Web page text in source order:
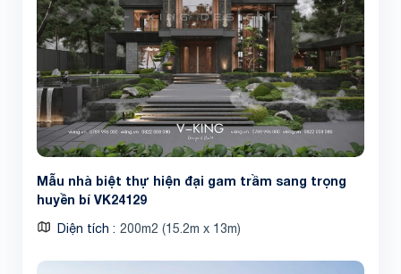
Mẫu nhà biệt thự hiện đại gam trầm sang trọng
huyền bí VK24129
Diện tích 200m2 (15.2m x 13m)